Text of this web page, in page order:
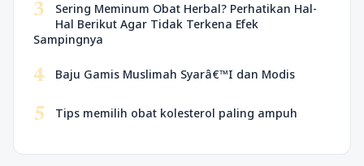
3
Sering Meminum Obat Herbal? Perhatikan Hal-
Hal Berikut Agar Tidak Terkena Efek
Sampingnya
4 Baju Gamis Muslimah Syarâ€™I dan Modis
5 Tips memilih obat kolesterol paling ampuh